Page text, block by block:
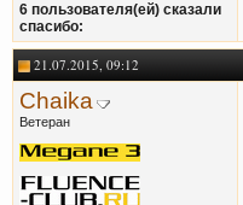
6 пользователя(ей) сказали
cпасибо:
21.07.2015, 09:12
Chaika
Ветеран